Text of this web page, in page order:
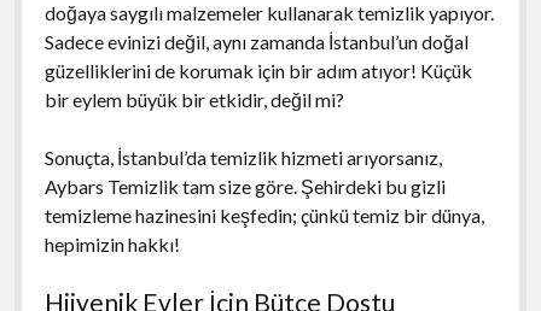
doğaya saygılı malzemeler kullanarak temizlik yapıyor.
Sadece evinizi değil, aynı zamanda İstanbul’un doğal
güzelliklerini de korumak için bir adım atıyor! Küçük
bir eylem büyük bir etkidir, değil mi?
Sonuçta, İstanbul’da temizlik hizmeti arıyorsanız,
Aybars Temizlik tam size göre. Şehirdeki bu gizli
temizleme hazinesini keşfedin; çünkü temiz bir dünya,
hepimizin hakkı!
Hijyenik Evler İçin Bütçe Dostu